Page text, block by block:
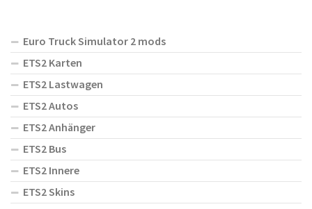
Euro Truck Simulator 2 mods
ETS2 Karten
ETS2 Lastwagen
ETS2 Autos
ETS2 Anhänger
ETS2 Bus
ETS2 Innere
ETS2 Skins